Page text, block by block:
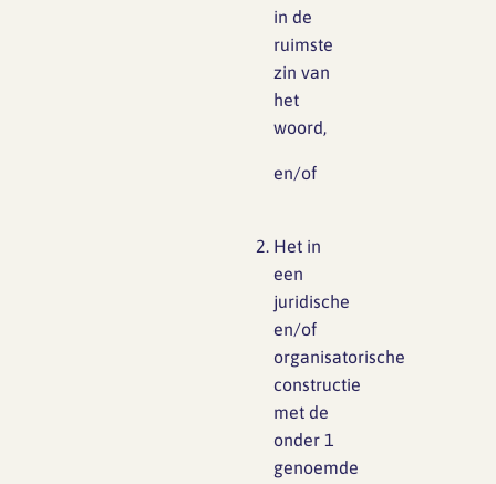
in de
ruimste
zin van
het
woord,
en/of
Het in
een
juridische
en/of
organisatorische
constructie
met de
onder 1
genoemde